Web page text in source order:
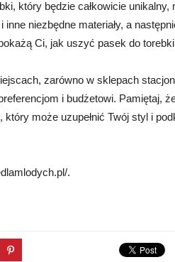
który będzie całkowicie unikalny,
niezbędne materiały, a
Ci, jak uszyć pasek do
zarówno w sklepach
i budżetowi. Pamiętaj,
może uzupełnić Twój styl i
.